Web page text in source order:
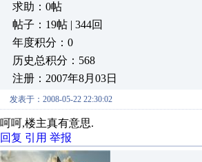
求助：0帖
帖子：19帖 | 344回
年度积分：0
历史总积分：568
注册：2007年8月03日
发表于：2008-05-22 22:30:02
呵呵,楼主真有意思.
回复 引用 举报